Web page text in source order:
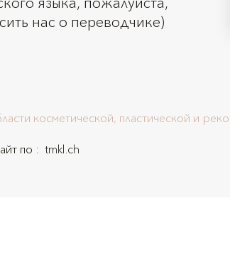
нас о переводчике)
косметической, пластической и
по : tmkl.ch